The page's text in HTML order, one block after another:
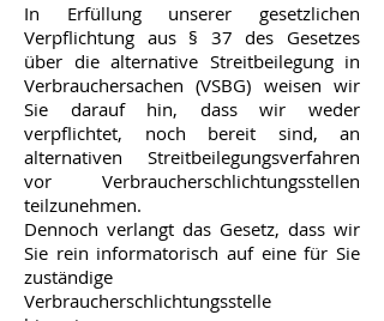
In Erfüllung unserer gesetzlichen
Verpflichtung aus § 37 des Gesetzes
über die alternative Streitbeilegung in
Verbrauchersachen (VSBG) weisen wir
Sie darauf hin, dass wir weder
verpflichtet, noch bereit sind, an
alternativen Streitbeilegungsverfahren
vor Verbraucherschlichtungsstellen
teilzunehmen.
Dennoch verlangt das Gesetz, dass wir
Sie rein informatorisch auf eine für Sie
zuständige
Verbraucherschlichtungsstelle